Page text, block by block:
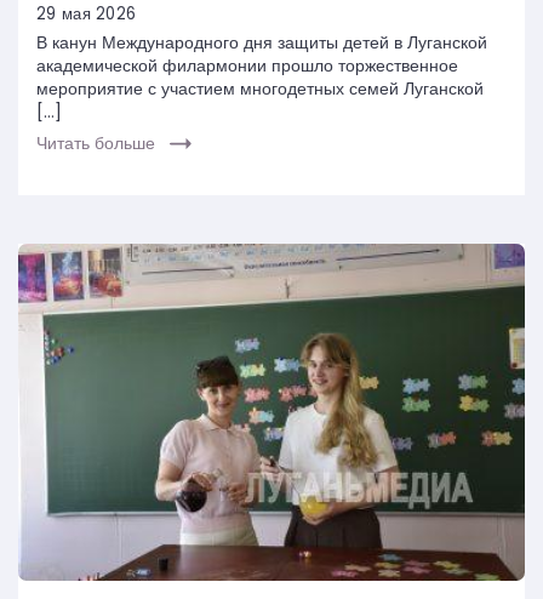
29 мая 2026
В канун Международного дня защиты детей в Луганской
академической филармонии прошло торжественное
мероприятие с участием многодетных семей Луганской
[…]
Читать больше